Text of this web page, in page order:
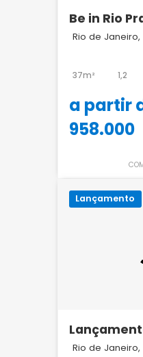
Be in Rio
da Praia |
Rio de
37m² 1,2
a partir
958.000
Lançamento
Rio de